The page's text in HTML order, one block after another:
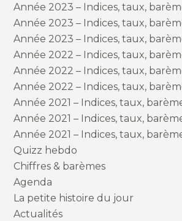
Année 2023 – Indices, taux,
Année 2023 – Indices, taux,
Année 2023 – Indices, taux,
Année 2022 – Indices, taux,
Année 2022 – Indices, taux,
Année 2022 – Indices, taux,
Année 2021 – Indices, taux,
Année 2021 – Indices, taux,
Année 2021 – Indices, taux,
Quizz hebdo
Chiffres & barèmes
Agenda
La petite histoire du jour
Actualités